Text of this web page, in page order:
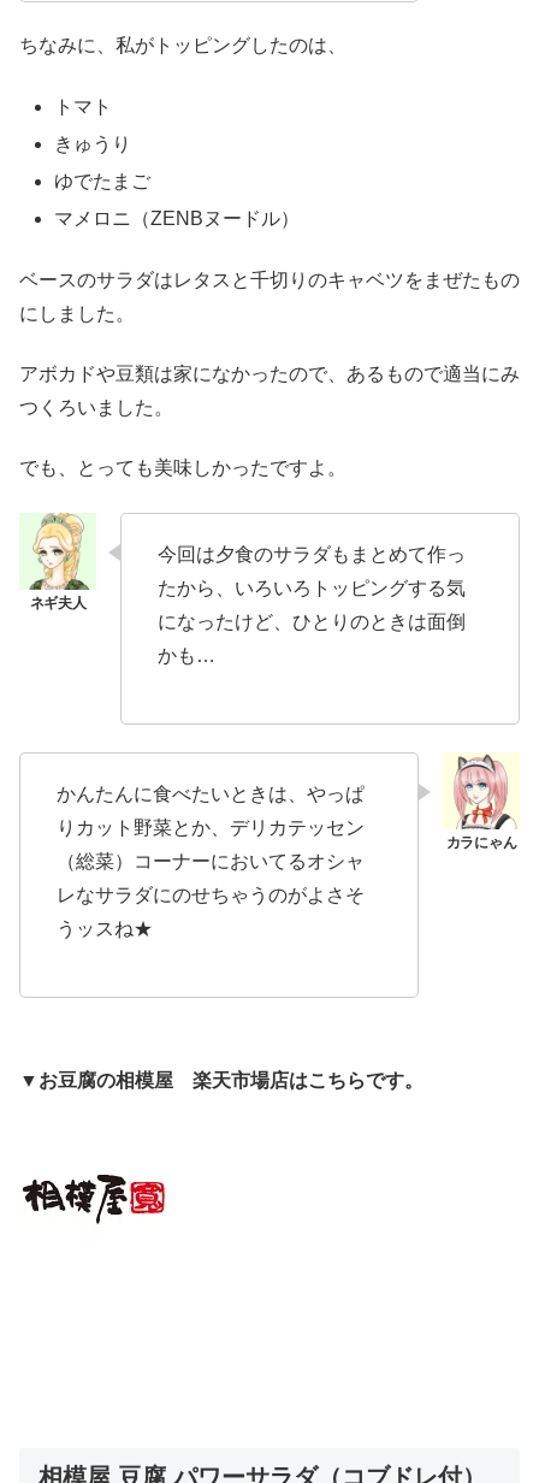
ちなみに、私がトッピングしたのは、
トマト
きゅうり
ゆでたまご
マメロニ（ZENBヌードル）
ベースのサラダはレタスと千切りのキャベツをまぜたもの
にしました。
アボカドや豆類は家になかったので、あるもので適当にみ
つくろいました。
でも、とっても美味しかったですよ。
今回は夕食のサラダもまとめて作っ
たから、いろいろトッピングする気
になったけど、ひとりのときは面倒
かも…
かんたんに食べたいときは、やっぱ
りカット野菜とか、デリカテッセン
（総菜）コーナーにおいてるオシャ
レなサラダにのせちゃうのがよさそ
うッスね★
▼お豆腐の相模屋 楽天市場店はこちらです。
相模屋 豆腐 パワーサラダ（コブドレ付）